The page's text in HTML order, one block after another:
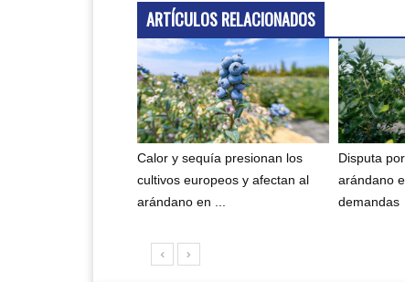
ARTÍCULOS RELACIONADOS
Calor y sequía presionan los
cultivos europeos y afectan al
arándano en ...
Disputa
arándano
demandas